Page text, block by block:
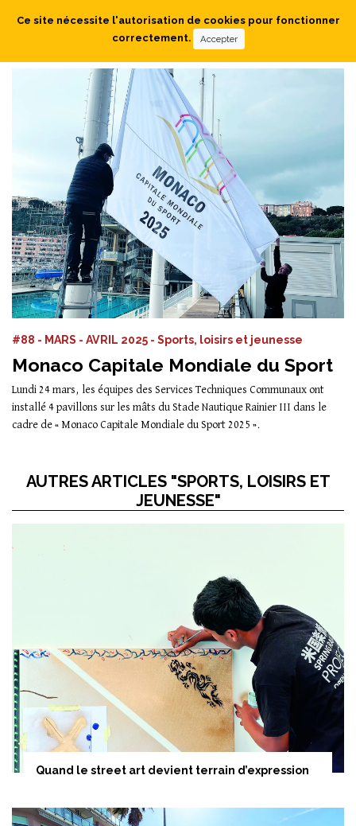
#88 - MARS - AVRIL 2025 - Sports, loisirs et jeunesse
Monaco Capitale Mondiale du Sport
Lundi 24 mars, les équipes des Services Techniques Communaux ont
installé 4 pavillons sur les mâts du Stade Nautique Rainier III dans le
cadre de « Monaco Capitale Mondiale du Sport 2025 ».
AUTRES ARTICLES "SPORTS, LOISIRS ET
JEUNESSE"
Quand le street art devient terrain d’expression
Ce site nécessite l'autorisation de cookies pour fonctionner
correctement.
Accepter